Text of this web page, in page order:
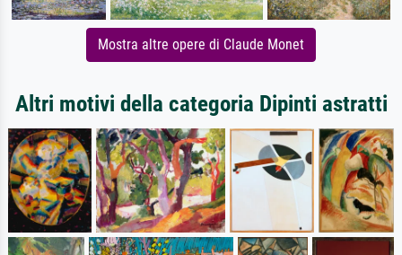
Mostra altre opere di Claude Monet
Altri motivi della categoria Dipinti astratti